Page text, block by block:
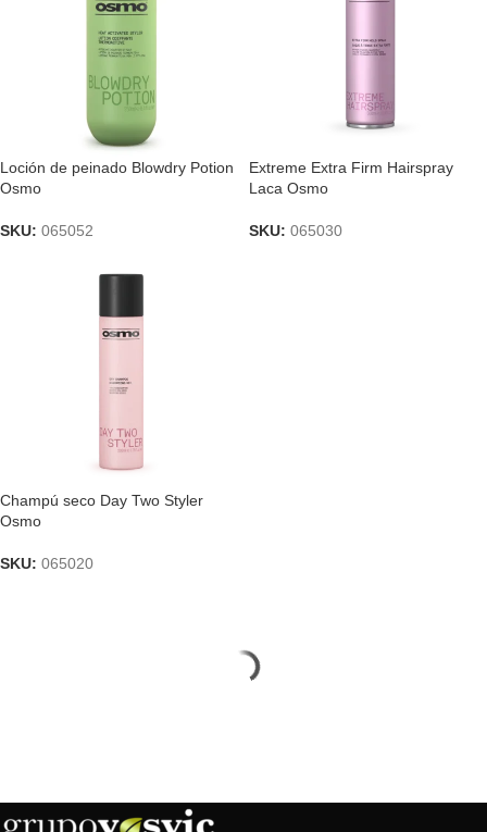
Loción de peinado Blowdry Potion
Osmo
SKU: 065052
Extreme Extra Firm Hairspray
Laca Osmo
SKU: 065030
Champú seco Day Two Styler
Osmo
SKU: 065020